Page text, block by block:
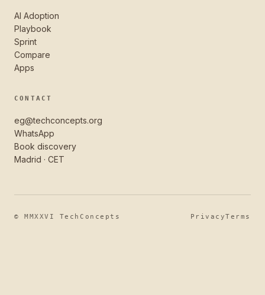
AI Adoption
Playbook
Sprint
Compare
Apps
CONTACT
eg@techconcepts.org
WhatsApp
Book discovery
Madrid · CET
© MMXXVI TechConcepts PrivacyTerms